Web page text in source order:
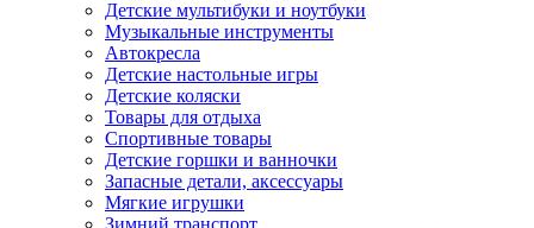
Детские мультибуки и ноутбуки
Музыкальные инструменты
Автокресла
Детские настольные игры
Детские коляски
Товары для отдыха
Спортивные товары
Детские горшки и ванночки
Запасные детали, аксессуары
Мягкие игрушки
Зимний транспорт